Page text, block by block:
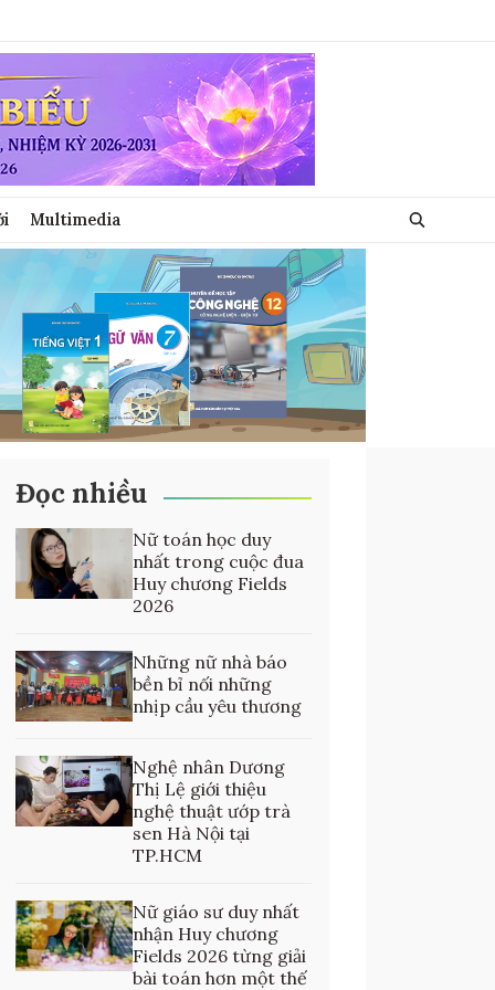
Multimedia
Đọc nhiều
Nữ toán học duy
nhất trong cuộc đua
Huy chương Fields
2026
Những nữ nhà báo
bền bỉ nối những
nhịp cầu yêu thương
Nghệ nhân Dương
Thị Lệ giới thiệu
nghệ thuật ướp trà
sen Hà Nội tại
TP.HCM
Nữ giáo sư duy nhất
nhận Huy chương
Fields 2026 từng giải
bài toán hơn một thế